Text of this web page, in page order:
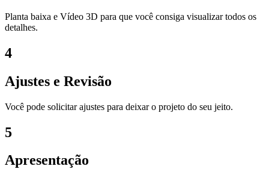
Planta baixa e Vídeo 3D para que você consiga visualizar todos os
detalhes.
4
Ajustes e Revisão
Você pode solicitar ajustes para deixar o projeto do seu jeito.
5
Apresentação